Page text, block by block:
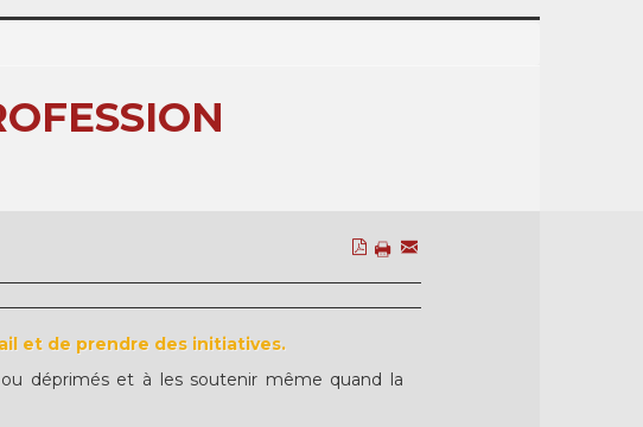
et de prendre des initiatives.
déprimés et à les soutenir même quand la